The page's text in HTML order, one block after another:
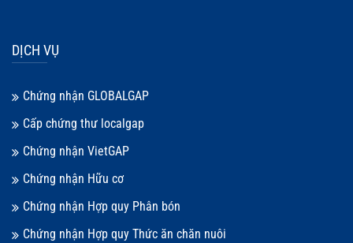
DỊCH VỤ
Chứng nhận GLOBALGAP
Cấp chứng thư localgap
Chứng nhận VietGAP
Chứng nhận Hữu cơ
Chứng nhận Hợp quy Phân bón
Chứng nhận Hợp quy Thức ăn chăn nuôi